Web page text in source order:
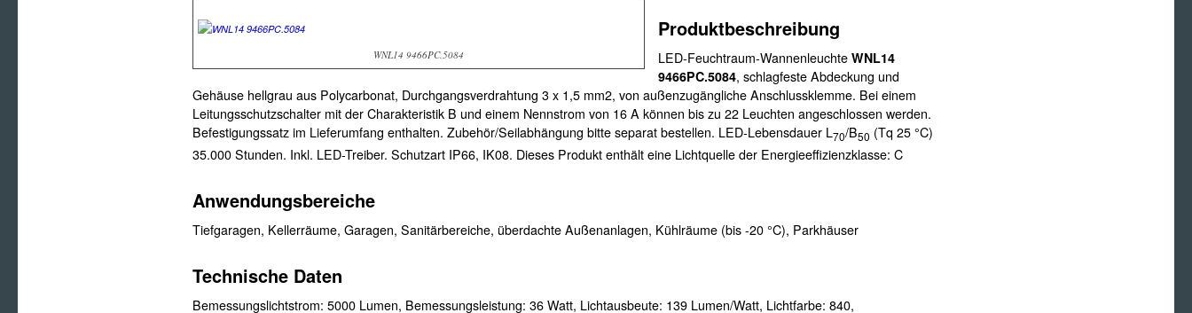
WNL14 9466PC.5084
Produktbeschreibung
LED-Feuchtraum-Wannenleuchte WNL14
9466PC.5084, schlagfeste Abdeckung und
Gehäuse hellgrau aus Polycarbonat, Durchgangsverdrahtung 3 x 1,5 mm2, von außenzugängliche Anschlussklemme. Bei einem
Leitungsschutzschalter mit der Charakteristik B und einem Nennstrom von 16 A können bis zu 22 Leuchten angeschlossen werden.
Befestigungssatz im Lieferumfang enthalten. Zubehör/Seilabhängung bitte separat bestellen. LED-Lebensdauer L70/B50 (Tq 25 °C)
35.000 Stunden. Inkl. LED-Treiber. Schutzart IP66, IK08. Dieses Produkt enthält eine Lichtquelle der Energieeffizienzklasse: C
Anwendungsbereiche
Tiefgaragen, Kellerräume, Garagen, Sanitärbereiche, überdachte Außenanlagen, Kühlräume (bis -20 °C), Parkhäuser
Technische Daten
Bemessungslichtstrom: 5000 Lumen, Bemessungsleistung: 36 Watt, Lichtausbeute: 139 Lumen/Watt, Lichtfarbe: 840,